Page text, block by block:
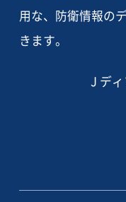
用な、防衛情報の
きます。
J デ